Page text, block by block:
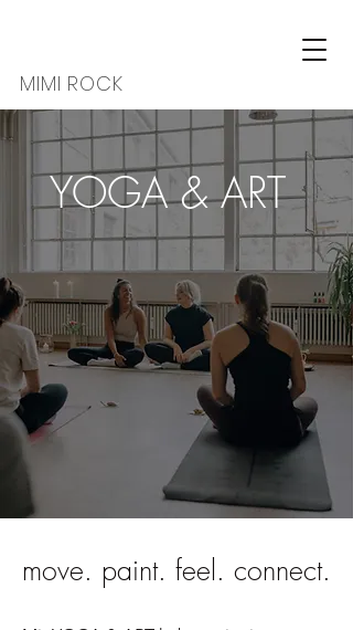
MIMI ROCK
YOGA & ART
move. paint. feel. connect.